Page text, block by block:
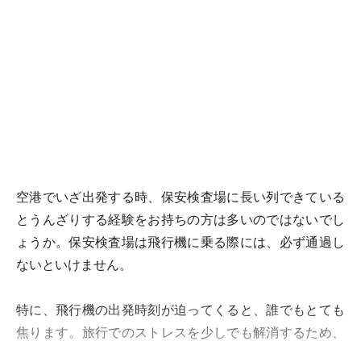
空港でいざ出発する時、保安検査場に長い列できている
とうんざりする経験をお持ちの方は多いのではないでし
ょうか。保安検査場は飛行機に乗る際には、必ず通過し
ないといけません。
特に、飛行機の出発時刻が迫ってくると、誰でもとても
焦ります。旅行でのストレスを少しでも解消するため、